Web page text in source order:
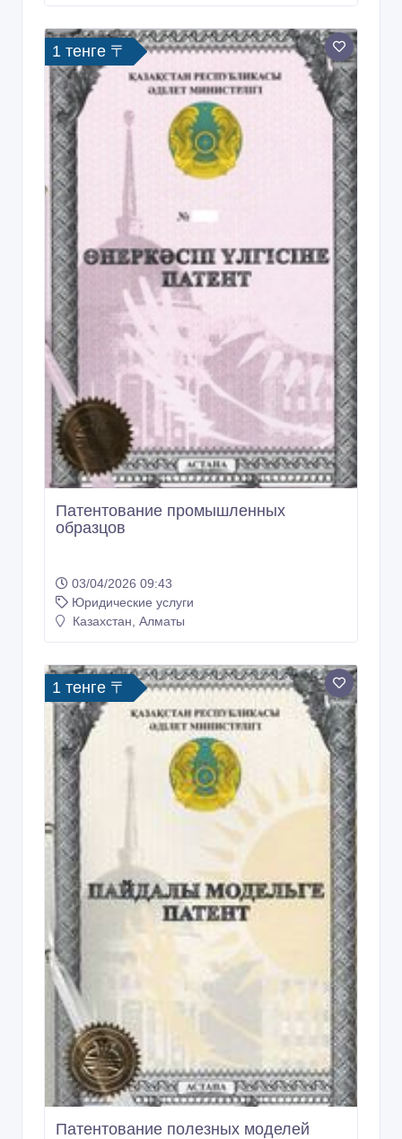
1 тенге 〒
Патентование промышленных
образцов
03/04/2026 09:43
Юридические услуги
Казахстан, Алматы
1 тенге 〒
Патентование полезных моделей